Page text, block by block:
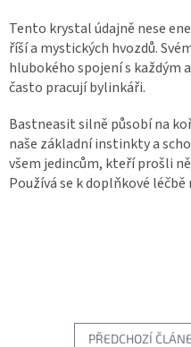
Tento krystal údajně nese
říší a mystických hvozdů.
hlubokého spojení s každým
často pracují bylinkáři.
Bastneasit silně působí na
naše základní instinkty a
všem jedincům, kteří prošli
Používá se k doplňkové
PŘEDCHOZÍ